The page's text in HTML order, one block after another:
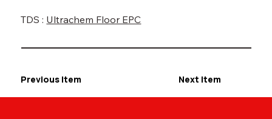
TDS : Ultrachem Floor EPC
Previous Item Next Item